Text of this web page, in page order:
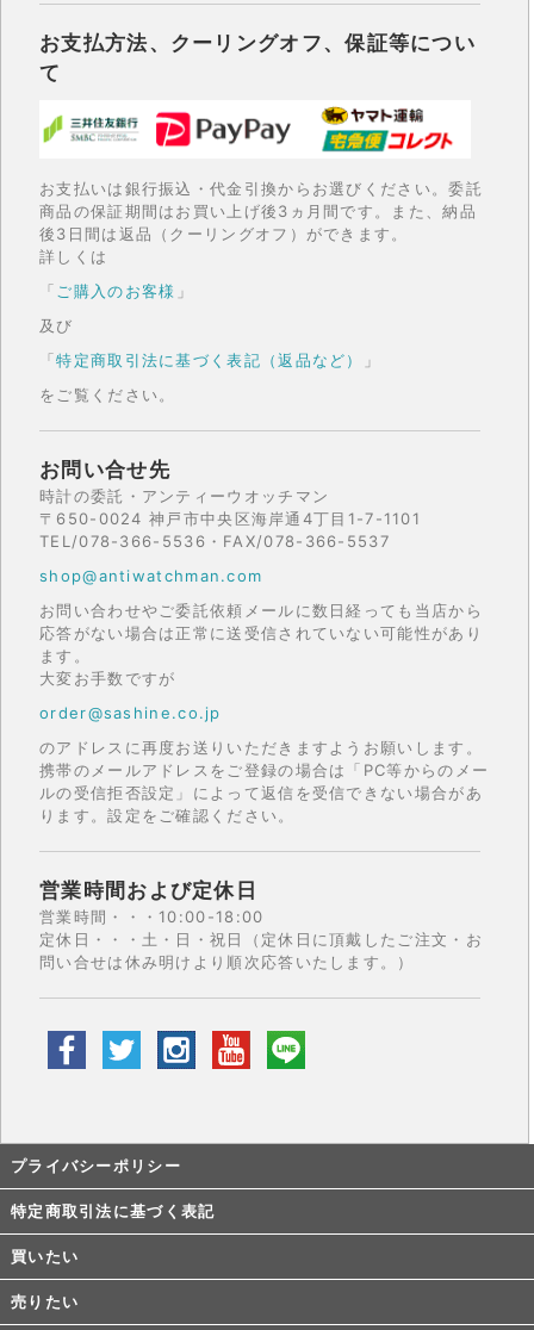
お支払方法、クーリングオフ、保証等につい
て
お支払いは銀行振込・代金引換からお選びください。委託
商品の保証期間はお買い上げ後3ヵ月間です。また、納品
後3日間は返品（クーリングオフ）ができます。
詳しくは
「ご購入のお客様 」
及び
「特定商取引法に基づく表記（返品など）
」
をご覧ください。
お問い合せ先
時計の委託・アンティーウオッチマン
〒650-0024 神戸市中央区海岸通4丁目1-7-1101
TEL/078-366-5536・FAX/078-366-5537
shop@antiwatchman.com
お問い合わせやご委託依頼メールに数日経っても当店から
応答がない場合は正常に送受信されていない可能性があり
ます。
大変お手数ですが
order@sashine.co.jp
のアドレスに再度お送りいただきますようお願いします。
携帯のメールアドレスをご登録の場合は「PC等からのメー
ルの受信拒否設定」によって返信を受信できない場合があ
ります。設定をご確認ください。
営業時間および定休日
営業時間・・・10:00-18:00
定休日・・・土・日・祝日（定休日に頂戴したご注文・お
問い合せは休み明けより順次応答いたします。）
プライバシーポリシー
特定商取引法に基づく表記
買いたい
売りたい